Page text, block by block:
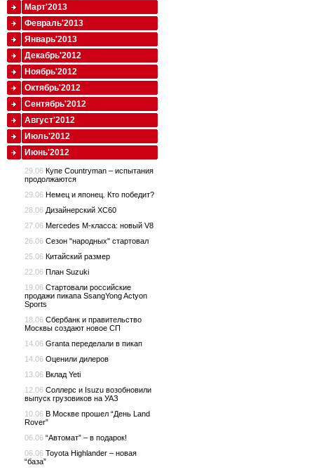
Март'2013
Февраль'2013
Январь'2013
Декабрь'2012
Ноябрь'2012
Октябрь'2012
Сентябрь'2012
Август'2012
Июль'2012
Июнь'2012
29.06 Купе Countryman – испытания
продолжаются
29.06 Немец и японец. Кто победит?
28.06 Дизайнерский XC60
27.06 Mercedes M-класса: новый V8
26.06 Сезон "народных" стартовал
25.06 Китайский размер
22.06 План Suzuki
19.06 Стартовали российские
продажи пикапа SsangYong Actyon
Sports
18.06 Сбербанк и правительство
Москвы создают новое СП
14.06 Granta переделали в пикап
14.06 Оценили дилеров
13.06 Вклад Yeti
12.06 Соллерс и Isuzu возобновили
выпуск грузовиков на УАЗ
10.06 В Москве прошел “День Land
Rover”
06.06 “Автомат” – в подарок!
06.06 Toyota Highlander – новая
“база”